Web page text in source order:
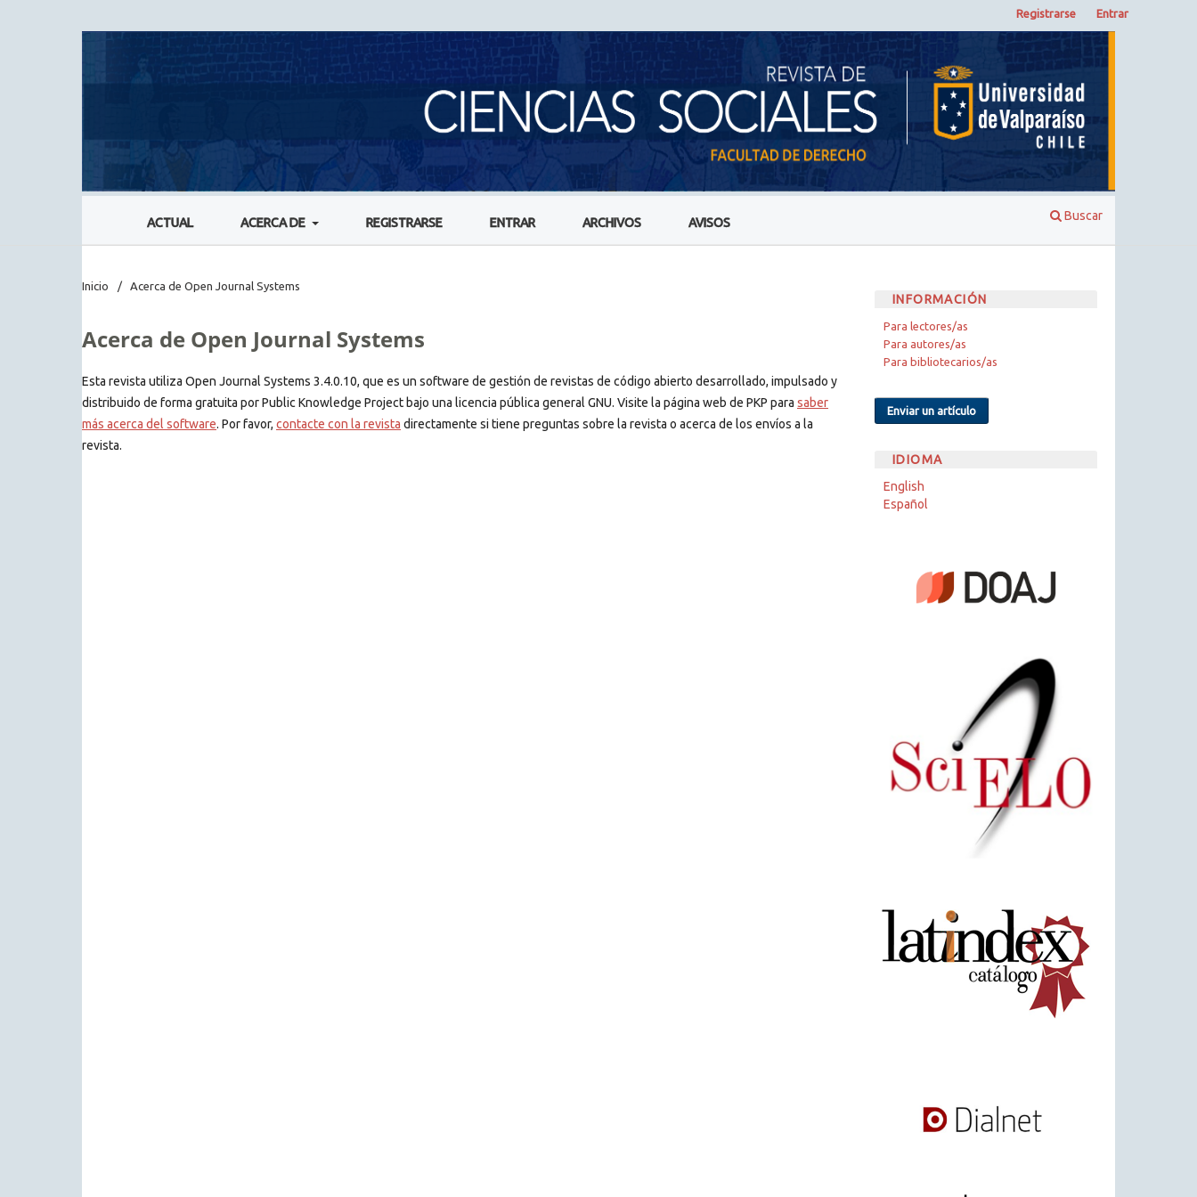
ACTUAL ACERCA DE REGISTRARSE ENTRAR ARCHIVOS AVISOS
Buscar
Registrarse Entrar
Inicio / Acerca de Open Journal Systems
Acerca de Open Journal Systems
Esta revista utiliza Open Journal Systems 3.4.0.10, que es un software de gestión de revistas de código abierto desarrollado, impulsado y
distribuido de forma gratuita por Public Knowledge Project bajo una licencia pública general GNU. Visite la página web de PKP para saber
más acerca del software. Por favor, contacte con la revista directamente si tiene preguntas sobre la revista o acerca de los envíos a la
revista.
INFORMACIÓN
Para lectores/as
Para autores/as
Para bibliotecarios/as
Enviar un artículo
IDIOMA
English
Español